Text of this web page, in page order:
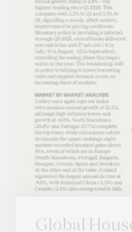
Global